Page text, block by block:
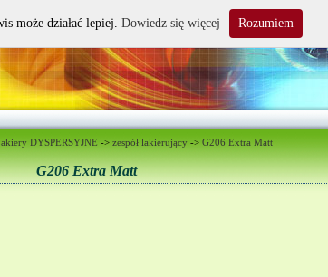
DYSPERSYJNE -> zespół lakierujący -> G206 Extra Matt
G206 Extra Matt
może działać lepiej. Dowiedz się więcej Rozumiem